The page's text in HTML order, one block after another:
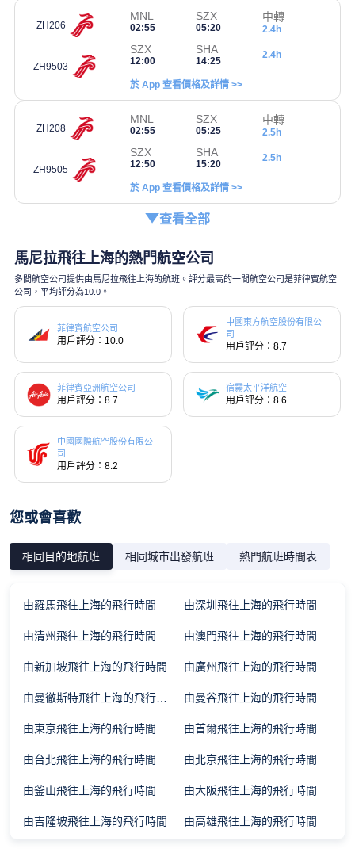
ZH206
MNL
02:55
SZX
05:20
中轉
2.4h
ZH9503
SZX
12:00
SHA
14:25
2.4h
於 App 查看價格及詳情 >>
ZH208
MNL
02:55
SZX
05:25
中轉
2.5h
ZH9505
SZX
12:50
SHA
15:20
2.5h
於 App 查看價格及詳情 >>
查看全部
馬尼拉飛往上海的熱門航空公司
多間航空公司提供由馬尼拉飛往上海的航班。評分最高的一間航空公司是菲律賓航空
公司，平均評分為10.0。
菲律賓航空公司
用戶評分：10.0
中國東方航空股份有限公
司
用戶評分：8.7
菲律賓亞洲航空公司
用戶評分：8.7
宿霧太平洋航空
用戶評分：8.6
中國國際航空股份有限公
司
用戶評分：8.2
您或會喜歡
相同目的地航班 相同城市出發航班 熱門航班時間表
由羅馬飛往上海的飛行時間 由深圳飛往上海的飛行時間
由清州飛往上海的飛行時間 由澳門飛往上海的飛行時間
由新加坡飛往上海的飛行時間 由廣州飛往上海的飛行時間
由曼谷飛往上海的飛行時間
由東京飛往上海的飛行時間 由首爾飛往上海的飛行時間
由台北飛往上海的飛行時間 由北京飛往上海的飛行時間
由釜山飛往上海的飛行時間 由大阪飛往上海的飛行時間
由吉隆坡飛往上海的飛行時間 由高雄飛往上海的飛行時間